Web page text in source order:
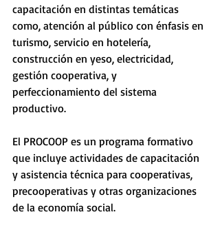
capacitación en distintas temáticas
como, atención al público con énfasis en
turismo, servicio en hotelería,
construcción en yeso, electricidad,
gestión cooperativa, y
perfeccionamiento del sistema
productivo.
El PROCOOP es un programa formativo
que incluye actividades de capacitación
y asistencia técnica para cooperativas,
precooperativas y otras organizaciones
de la economía social.